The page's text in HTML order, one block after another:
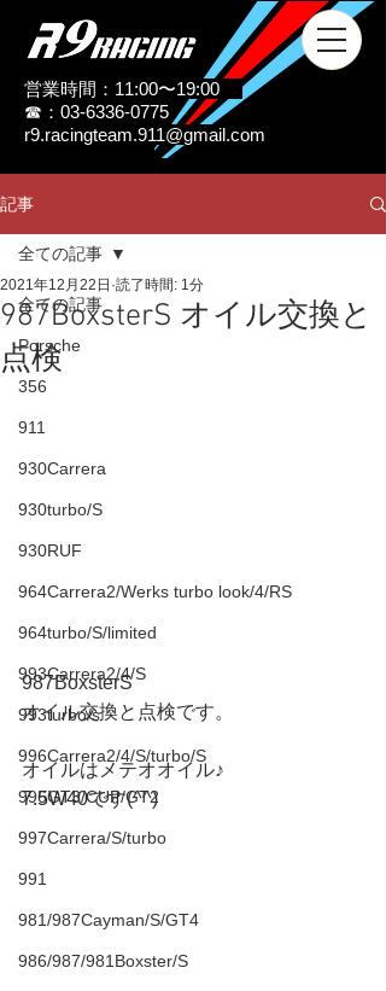
営業時間：11:00〜19:00
☎：03-6336-0775
r9.racingteam.911@gmail.com
記事
全ての記事
Porsche
356
911
930Carrera
930turbo/S
930RUF
964Carrera2/Werks turbo look/4/RS
964turbo/S/limited
993Carrera2/4/S
993turbo/s
996Carrera2/4/S/turbo/S
996GT3/CUP/GT2
997Carrera/S/turbo
991
981/987Cayman/S/GT4
986/987/981Boxster/S
全ての記事
987BoxsterS オイル交換と
点検
2021年12月22日 読了時間: 1分
987BoxsterS
オイル交換と点検です。
オイルはメテオオイル♪
7.5W40です(^^)